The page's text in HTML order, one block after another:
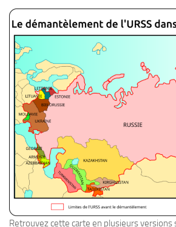
Retrouvez cette carte en plusieurs versions